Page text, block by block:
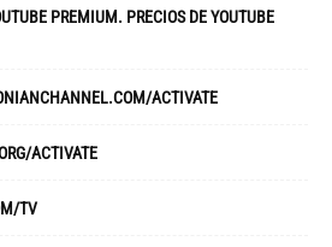
PREMIUM. PRECIOS DE YOUTUBE
ACTIVATE
ACTIVATE
TV